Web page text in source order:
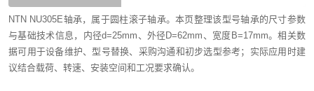
NTN NU305E轴承，属于圆柱滚子轴承。本页整理该型号轴承的尺寸参数
与基础技术信息，内径d=25mm、外径D=62mm、宽度B=17mm。相关数
据可用于设备维护、型号替换、采购沟通和初步选型参考；实际应用时建
议结合载荷、转速、安装空间和工况要求确认。